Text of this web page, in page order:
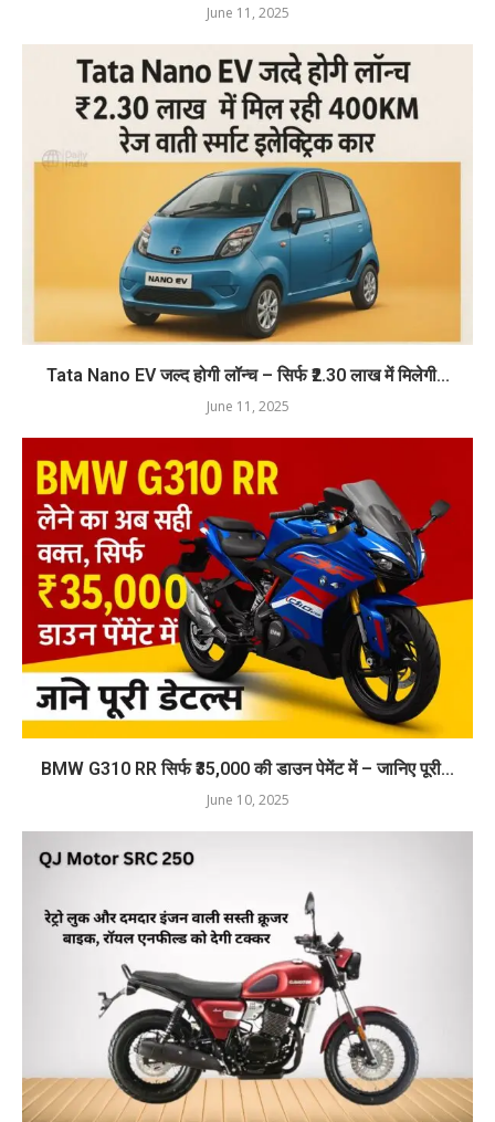
June 11, 2025
Tata Nano EV जल्द होगी लॉन्च – सिर्फ ₹2.30 लाख में मिलेगी...
June 11, 2025
BMW G310 RR सिर्फ ₹35,000 की डाउन पेमेंट में – जानिए पूरी...
June 10, 2025